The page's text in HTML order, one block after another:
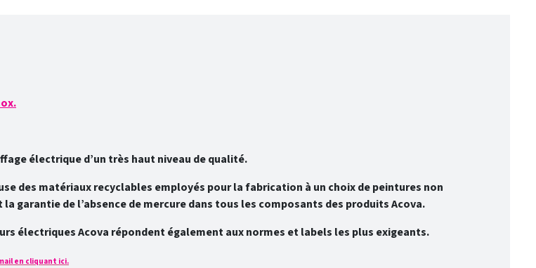
électrique d’un très haut niveau de qualité.
des matériaux recyclables employés pour la fabrication à un choix de peintures non
garantie de l’absence de mercure dans tous les composants des produits Acova.
électriques Acova répondent également aux normes et labels les plus exigeants.
en cliquant ici.